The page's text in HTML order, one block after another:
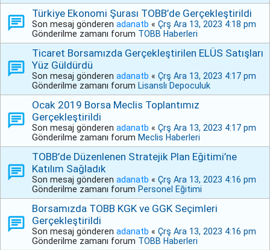
Türkiye Ekonomi Şurası TOBB’de Gerçekleştirildi
Son mesaj gönderen adanatb « Çrş Ara 13, 2023 4:18 pm
Gönderilme zamanı forum TOBB Haberleri
Ticaret Borsamızda Gerçekleştirilen ELÜS Satışları
Yüz Güldürdü
Son mesaj gönderen adanatb « Çrş Ara 13, 2023 4:17 pm
Gönderilme zamanı forum Lisanslı Depoculuk
Ocak 2019 Borsa Meclis Toplantımız
Gerçekleştirildi
Son mesaj gönderen adanatb « Çrş Ara 13, 2023 4:17 pm
Gönderilme zamanı forum Meclis Haberleri
TOBB’de Düzenlenen Stratejik Plan Eğitimi’ne
Katılım Sağladık
Son mesaj gönderen adanatb « Çrş Ara 13, 2023 4:16 pm
Gönderilme zamanı forum Personel Eğitimi
Borsamızda TOBB KGK ve GGK Seçimleri
Gerçekleştirildi
Son mesaj gönderen adanatb « Çrş Ara 13, 2023 4:16 pm
Gönderilme zamanı forum TOBB Haberleri